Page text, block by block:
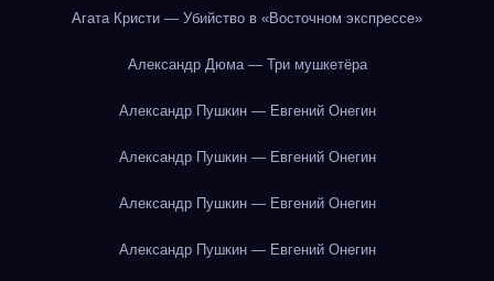
Агата Кристи — Убийство в «Восточном экспрессе»
Александр Дюма — Три мушкетёра
Александр Пушкин — Евгений Онегин
Александр Пушкин — Евгений Онегин
Александр Пушкин — Евгений Онегин
Александр Пушкин — Евгений Онегин